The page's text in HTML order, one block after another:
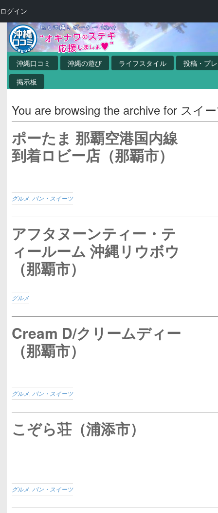
沖縄口コミ 沖縄の遊び ライフスタイル
投稿・プ
掲示板
You are browsing the archive for スイ
ポーたま 那覇空港国内線
到着ロビー店（那覇市）
グルメ パン・スイーツ
アフタヌーンティー・テ
ィールーム 沖縄リウボウ
（那覇市）
グルメ
Cream D/クリームディー
（那覇市）
グルメ パン・スイーツ
こぞら荘（浦添市）
グルメ パン・スイーツ
ログイン